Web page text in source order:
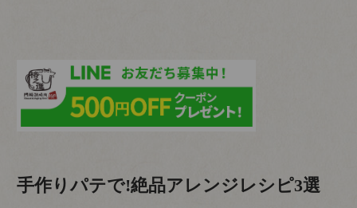
手作りパテで!絶品アレンジレシピ3選